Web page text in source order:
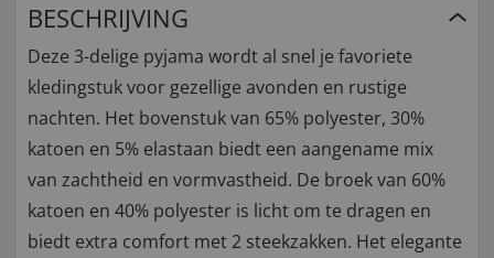
BESCHRIJVING
Deze 3-delige pyjama wordt al snel je favoriete
kledingstuk voor gezellige avonden en rustige
nachten. Het bovenstuk van 65% polyester, 30%
katoen en 5% elastaan biedt een aangename mix
van zachtheid en vormvastheid. De broek van 60%
katoen en 40% polyester is licht om te dragen en
biedt extra comfort met 2 steekzakken. Het elegante